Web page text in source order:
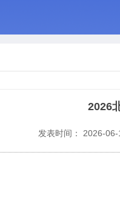
2026
发表时间： 2026-06-